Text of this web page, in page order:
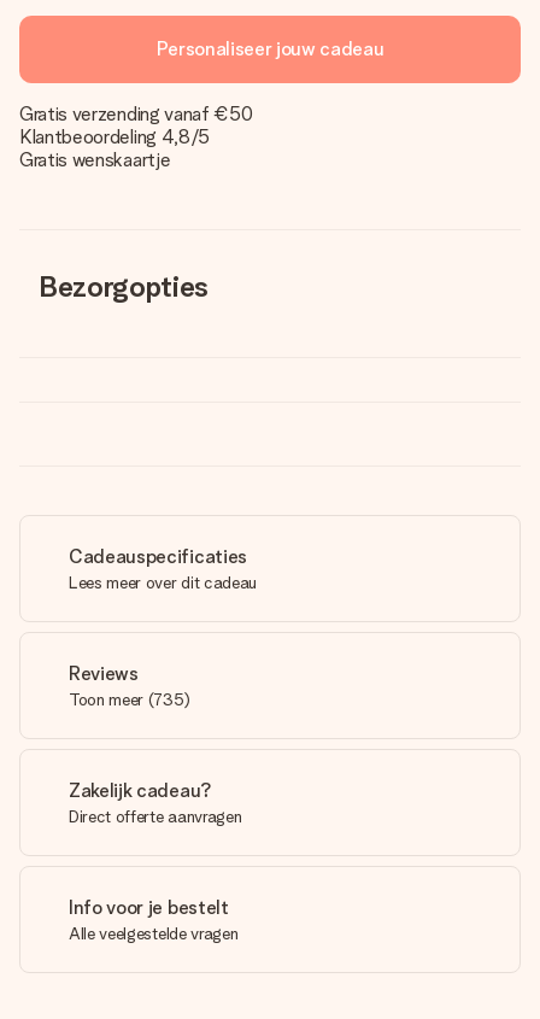
Personaliseer jouw cadeau
Gratis verzending vanaf €50
Klantbeoordeling 4,8/5
Gratis wenskaartje
Bezorgopties
Cadeauspecificaties
Lees meer over dit cadeau
Reviews
Toon meer (735)
Zakelijk cadeau?
Direct offerte aanvragen
Info voor je bestelt
Alle veelgestelde vragen